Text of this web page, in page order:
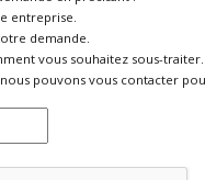
entreprise.
demande.
vous souhaitez sous-traiter.
pouvons vous contacter